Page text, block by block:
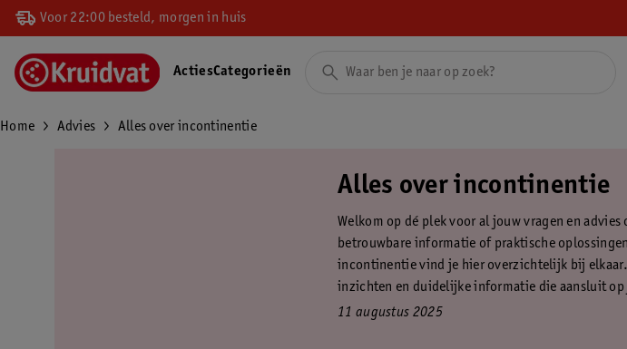
Voor 22:00 besteld, morgen in huis
ActiesCategorieën
Home Advies Alles over incontinentie
Alles over incontinentie
Welkom op dé plek voor al jouw vragen en
betrouwbare informatie of praktische
incontinentie vind je hier overzichtelijk bij
inzichten en duidelijke informatie die aansluit
11 augustus 2025